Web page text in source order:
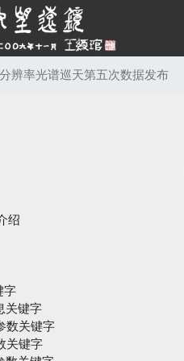
辨率光谱巡天第五次数据发布
绍
字
关键字
数关键字
关键字